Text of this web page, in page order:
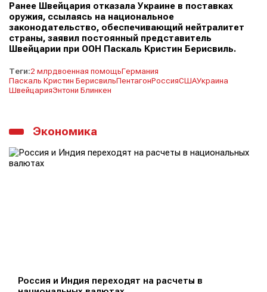
Ранее Швейцария отказала Украине в поставках
оружия, ссылаясь на национальное
законодательство, обеспечивающий нейтралитет
страны, заявил постоянный представитель
Швейцарии при ООН Паскаль Кристин Берисвиль.
Теги:2 млрдвоенная помощьГермания
Паскаль Кристин БерисвильПентагонРоссияСШАУкраина
ШвейцарияЭнтони Блинкен
Экономика
Россия и Индия переходят на расчеты в